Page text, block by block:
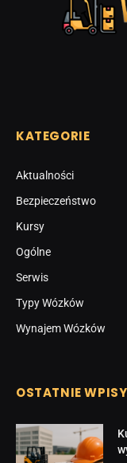
KATEGORIE
Aktualności
Bezpieczeństwo
Kursy
Ogólne
Serwis
Typy Wózków
Wynajem Wózków
OSTATNIE WPISY